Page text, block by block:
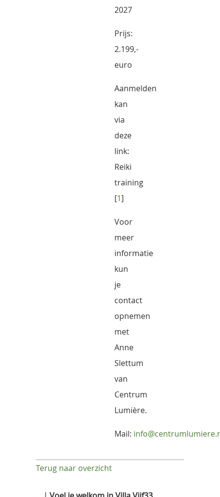
2027
Prijs:
2.199,-
euro
Aanmelden
kan
via
deze
link:
Reiki
training
[1]
Voor
meer
informatie
kun
je
contact
opnemen
met
Anne
Slettum
van
Centrum
Lumière.
Mail:
Terug naar overzicht